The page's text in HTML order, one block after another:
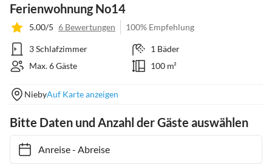
Ferienwohnung No14
5.00/5 6 Bewertungen 100% Empfehlung
3 Schlafzimmer
1 Bäder
Max. 6 Gäste
100 m²
NiebyAuf Karte anzeigen
Bitte Daten und Anzahl der Gäste auswählen
Anreise- Abreise